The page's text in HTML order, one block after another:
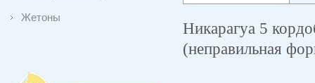
Жетоны
Никарагуа 5
(неправильная